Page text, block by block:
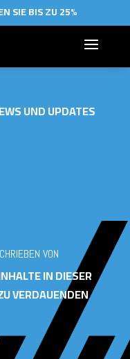
SIE BIS ZU 25%
UND UPDATES
VON
IN DIESER K
O